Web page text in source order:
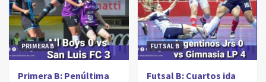
PRIMERA B
Primera B: Penúltima
FUTSAL B
Futsal B: Cuartos ida